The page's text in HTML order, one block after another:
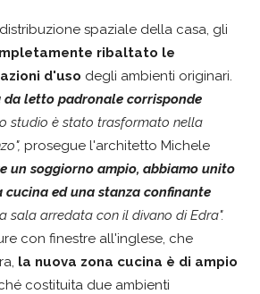
spaziale della casa, gli
ribaltato le
d'uso degli ambienti originari.
da letto padronale corrisponde
studio è stato trasformato nella
prosegue l'architetto Michele
un soggiorno ampio, abbiamo unito
cucina ed una stanza confinante
sala arredata con il divano di Edra".
con finestre all'inglese, che
la nuova zona cucina è di ampio
costituita due ambienti